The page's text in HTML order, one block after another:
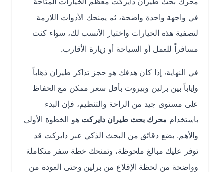
في واجهة واحدة واضحة، ثم يمنحك الأدوات اللازمة
لتصفية هذه الخيارات واختيار الأنسب لك، سواء كنت
مسافراً للعمل أو السياحة أو زيارة الأقارب.
في النهاية، إذا كان هدفك هو حجز تذاكر طيران ذهاباً
وإياباً بين برلين وبيروت بأقل سعر ممكن مع الحفاظ
على مستوى جيد من الراحة والتنظيم، فإن البدء
باستخداممحرك بحث طيران دايركتهو الخطوة الأولى
والأهم. بضع دقائق من البحث الذكي عبر دايركت قد
توفر عليك مبالغ ملحوظة، وتمنحك خطة سفر متكاملة
وواضحة من لحظة الإقلاع من برلين وحتى العودة من